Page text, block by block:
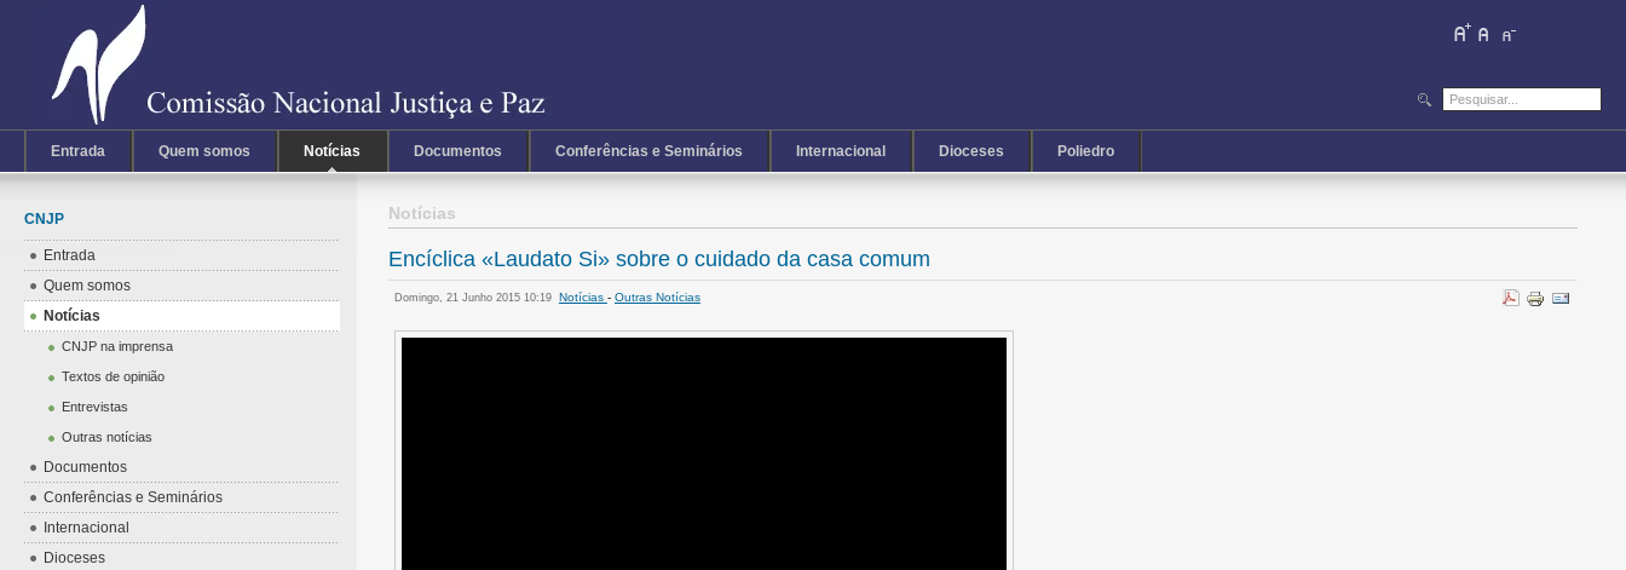
Entrada Quem somos Notícias Documentos Conferências e Seminários Internacional Dioceses Poliedro
Notícias
Encíclica «Laudato Si» sobre o cuidado da casa comum
Domingo, 21 Junho 2015 10:19 Notícias - Outras Notícias
CNJP
Entrada
Quem somos
Notícias
CNJP na imprensa
Textos de opinião
Entrevistas
Outras notícias
Documentos
Conferências e Seminários
Internacional
Dioceses